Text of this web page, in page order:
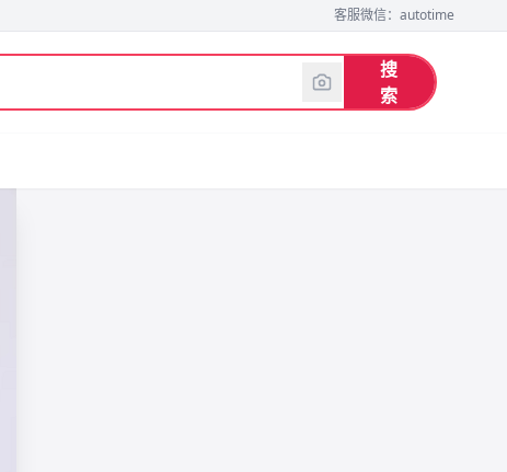
客服微信：autotime
搜
索